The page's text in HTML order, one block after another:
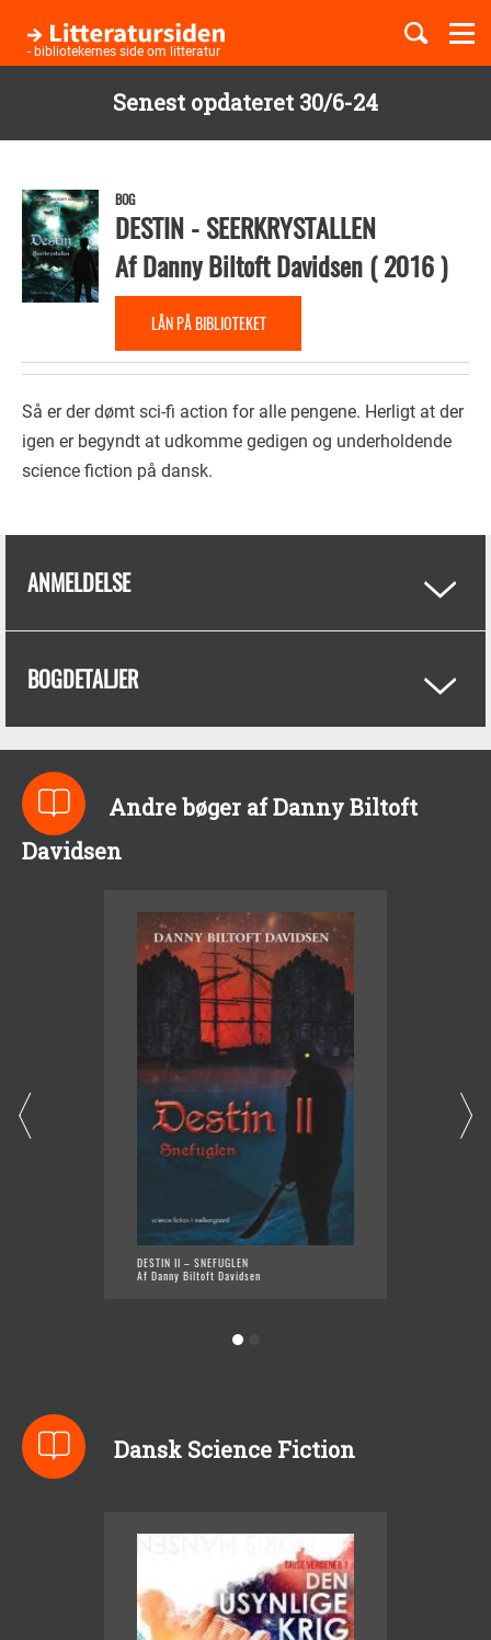
Senest opdateret 30/6-24
hovedindhold
- bibliotekernes side om litteratur
Børnebøger
Temaer
BOG
DESTIN - SEERKRYSTALLEN
AfDanny Biltoft Davidsen(2016)
LÅN PÅ BIBLIOTEKET
Så er der dømt sci-fi action for alle pengene. Herligt at der
igen er begyndt at udkomme gedigen og underholdende
science fiction på dansk.
ANMELDELSE
BOGDETALJER
Andre bøger af Danny Biltoft
Davidsen
DESTIN II – SNEFUGLEN
Af Danny Biltoft Davidsen
Dansk Science Fiction